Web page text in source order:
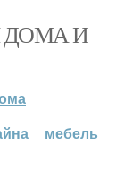
ДОМА И
мебель